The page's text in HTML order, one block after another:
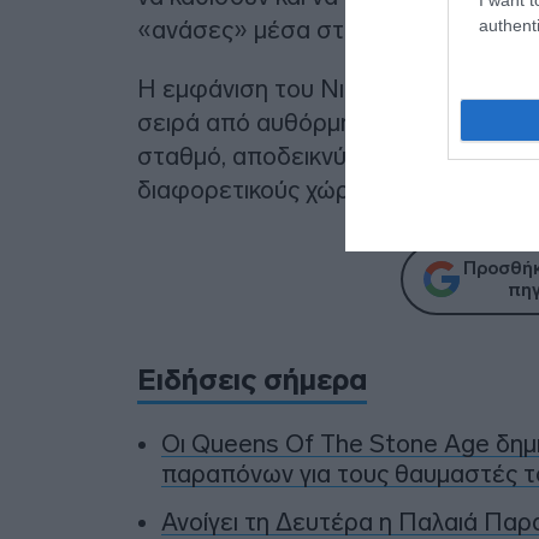
«ανάσες» μέσα στη βιασύνη της
Η εμφάνιση του Νικόλα Φαραντούρη
σειρά από αυθόρμητες μουσικές
σταθμό, αποδεικνύοντας ότι η
διαφορετικούς χώρους και ιδιότητες.
Ειδήσεις σήμερα
Οι Queens Of The Stone Age
παραπόνων για τους θαυμαστές
Ανοίγει τη Δευτέρα η Παλαιά